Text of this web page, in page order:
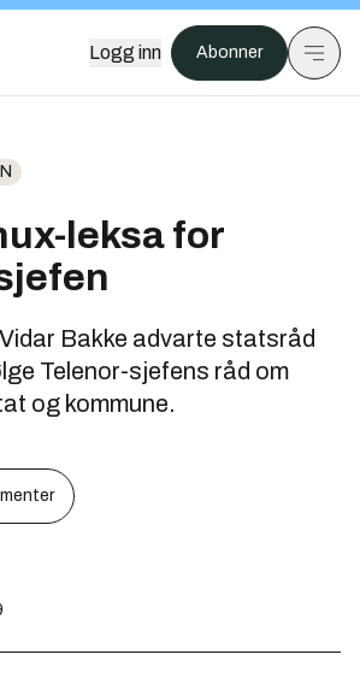
Logg inn Abonner
leksa for
Bakke advarte statsråd
Telenor-sjefens råd om
og kommune.